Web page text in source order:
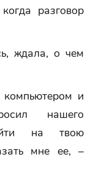
разговор
ждала, о чем
и
нашего
на твою
мне ее, –